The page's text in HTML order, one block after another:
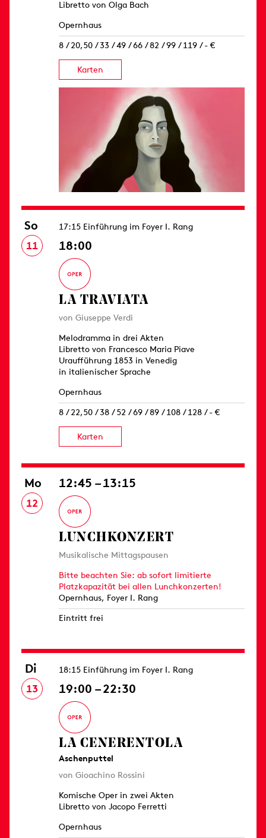
Libretto von Olga Bach
Opernhaus
8 / 20,50 / 33 / 49 / 66 / 82 / 99 / 119 / - €
Karten
So
11
17:15 Einführung im Foyer I. Rang
18:00
LA TRAVIATA
von Giuseppe Verdi
Melodramma in drei Akten
Libretto von Francesco Maria Piave
Uraufführung 1853 in Venedig
in italienischer Sprache
Opernhaus
8 / 22,50 / 38 / 52 / 69 / 89 / 108 / 128 / - €
Karten
Mo
12
12:45 – 13:15
LUNCHKONZERT
Musikalische Mittagspausen
Bitte beachten Sie: ab sofort limitierte
Platzkapazität bei allen Lunchkonzerten!
Opernhaus, Foyer I. Rang
Eintritt frei
Di
13
18:15 Einführung im Foyer I. Rang
19:00 – 22:30
LA CENERENTOLA
Aschenputtel
von Gioachino Rossini
Komische Oper in zwei Akten
Libretto von Jacopo Ferretti
Opernhaus